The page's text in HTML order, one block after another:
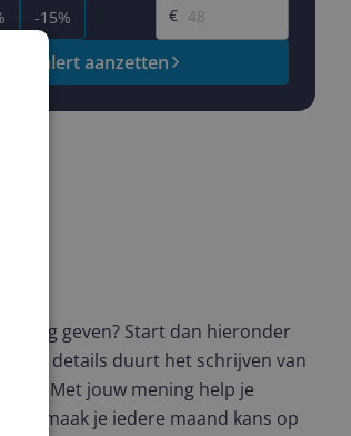
-15%
€
Prijsalert aanzetten
geven? Start dan hieronder
de details duurt het schrijven van
Met jouw mening help je
én maak je iedere maand kans op